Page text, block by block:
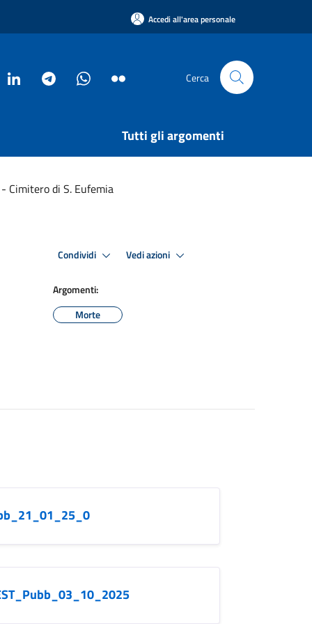
Accedi all'area personale
Cerca
Tutti gli argomenti
Cimitero di S. Eufemia
Condividi Vedi azioni
Argomenti:
Morte